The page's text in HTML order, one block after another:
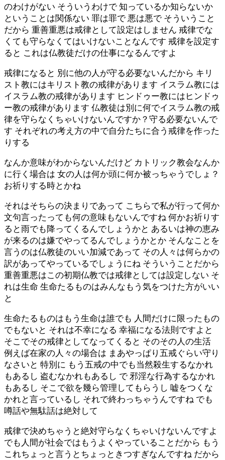
のわけがない そういうわけで 知っているか知らないか
ということは関係ない 罪は罪で 悪は悪で そういうこと
だから 重善重悪は戒律として設定はしません 戒律でな
くても守らなくてはいけないことなんです 戒律を設定す
ると これは仏教徒だけの仕事になるんですよ
戒律になると 別に他の人が守る必要ないんだから キリ
スト教にはキリスト教の戒律があります イスラム教には
イスラム教の戒律があります ヒンドゥー教にはヒンドゥ
ー教の戒律があります 仏教徒は別に何でイスラム教の戒
律を守らなくちゃいけないんですか？守る必要ないんで
す それぞれの考え方の中で自分たちに合う戒律を作った
りする
なんか意味がわからないんだけど カトリック教会なんか
に行く場合は 女の人は何か頭に何か被っちゃうでしょ？
お祈りする時とかね
それはそちらの決まりであって こちらで私が行って何か
文句言ったっても何の意味もないんですね 何かお祈りす
ると雨でも降ってくるんでしょうかと あるいは神の恵み
が来るのは嫌でやってるんでしょうかとか そんなことを
言うのは仏教徒のいい加減であって その人々は何らかの
訳があってやっているでしょうにね そういうことだから
重善重悪はこの初期仏教では戒律としては設定しない そ
れは生命 生命たるものはみんなもう気をつけた方がいい
と
生命たるものはもう生命は誰でも 人間だけに限ったもの
でもないと それは不幸になる 幸福になる法則ですよと
そこでその戒律としてなってくると そのその人の生活
例えば在家の人々の場合は まあやっぱり五戒ぐらい守り
なさいと 特別に もう五戒の中でも当然殺生するなかれ
もあるし 盗むなかれもあるし で 邪淫な行為するなかれ
もあるし そこで欲を幾ら管理してもらうし 嘘をつくな
かれと言っているし それで終わっちゃうんですね でも
噂話や無駄話は絶対して
戒律で決めちゃうと絶対守らなくちゃいけないんですよ
でも人間が社会ではもうよくやっていることだから もう
これちょっと言うとちょっときつすぎなんですね だから